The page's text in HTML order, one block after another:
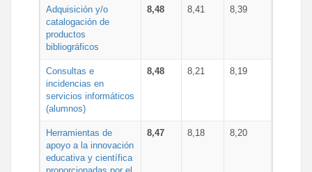
Adquisición y/o
catalogación de
productos
bibliográficos
8,48 8,41 8,39
Consultas e
incidencias en
servicios informáticos
(alumnos)
8,48 8,21 8,19
Herramientas de
apoyo a la innovación
educativa y científica
proporcionadas por el
8,47 8,18 8,20